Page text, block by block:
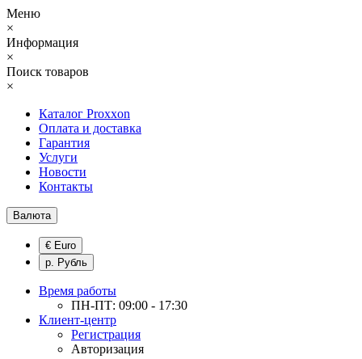
Меню
×
Информация
×
Поиск товаров
×
Каталог Proxxon
Оплата и доставка
Гарантия
Услуги
Новости
Контакты
Валюта
€ Euro
р. Рубль
Время работы
ПН-ПТ: 09:00 - 17:30
Клиент-центр
Регистрация
Авторизация